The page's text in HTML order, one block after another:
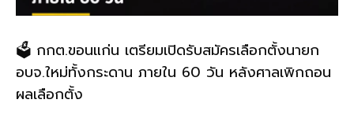
🗳️ กกต.ขอนแก่น เตรียมเปิดรับสมัครเลือกตั้งนายก
อบจ.ใหม่ทั้งกระดาน ภายใน 60 วัน หลังศาลเพิกถอน
ผลเลือกตั้ง